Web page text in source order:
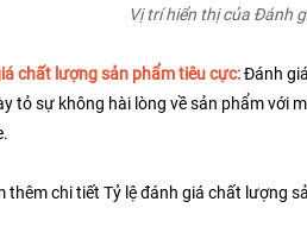
Vị trí hiển thị của Đánh
chất lượng sản phẩm tiêu cực:Đánh
tỏ sự không hài lòng về sản phẩm với
thêm chi tiết Tỷ lệ đánh giá chất lượng